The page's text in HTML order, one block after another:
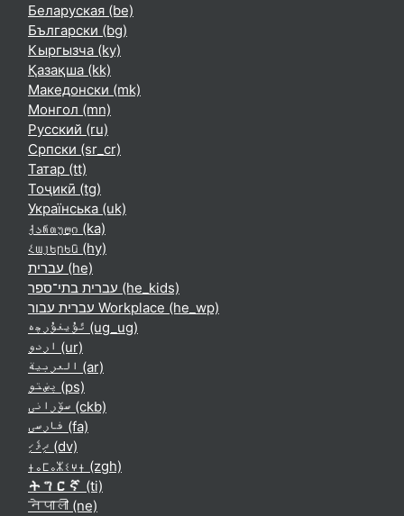
Беларуская ‎(be)‎
Български ‎(bg)‎
Кыргызча ‎(ky)‎
Қазақша ‎(kk)‎
Македонски ‎(mk)‎
Монгол ‎(mn)‎
Русский ‎(ru)‎
Српски ‎(sr_cr)‎
Татар ‎(tt)‎
Тоҷикӣ ‎(tg)‎
Українська ‎(uk)‎
ქართული ‎(ka)‎
Հայերեն ‎(hy)‎
עברית ‎(he)‎
עברית בתי־ספר ‎(he_kids)‎
עברית עבור Workplace ‎(he_wp)‎
ئۇيغۇرچە ‎(ug_ug)‎
اردو ‎(ur)‎
العربية ‎(ar)‎
پښتو ‎(ps)‎
سۆرانی ‎(ckb)‎
فارسی ‎(fa)‎
ދިވެހި ‎(dv)‎
ⵜⴰⵎⴰⵣⵉⵖⵜ ‎(zgh)‎
ትግርኛ ‎(ti)‎
नेपाली ‎(ne)‎